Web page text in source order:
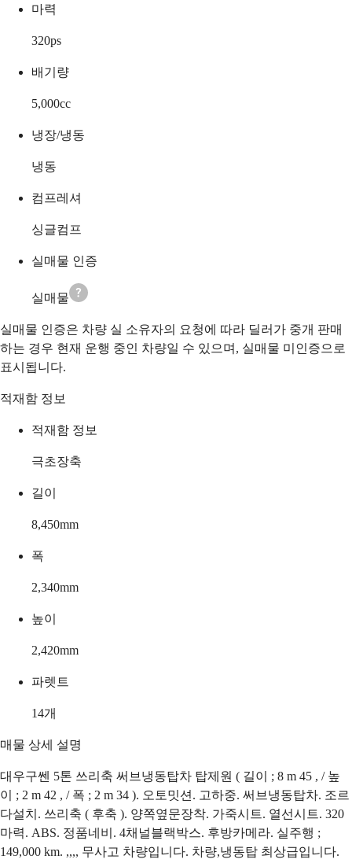
마력
320ps
배기량
5,000cc
냉장/냉동
냉동
컴프레셔
싱글컴프
실매물 인증
실매물
실매물 인증은 차량 실 소유자의 요청에 따라 딜러가 중개 판매
하는 경우 현재 운행 중인 차량일 수 있으며, 실매물 미인증으로
표시됩니다.
적재함 정보
적재함 정보
극초장축
길이
8,450mm
폭
2,340mm
높이
2,420mm
파렛트
14개
매물 상세 설명
대우구쎈 5톤 쓰리축 써브냉동탑차 탑제원 ( 길이 ; 8 m 45 , / 높
이 ; 2 m 42 , / 폭 ; 2 m 34 ). 오토밋션. 고하중. 써브냉동탑차. 조르
다설치. 쓰리축 ( 후축 ). 양쪽옆문장착. 가죽시트. 열선시트. 320
마력. ABS. 정품네비. 4채널블랙박스. 후방카메라. 실주행 ;
149,000 km. ,,,, 무사고 차량입니다. 차량,냉동탑 최상급입니다.